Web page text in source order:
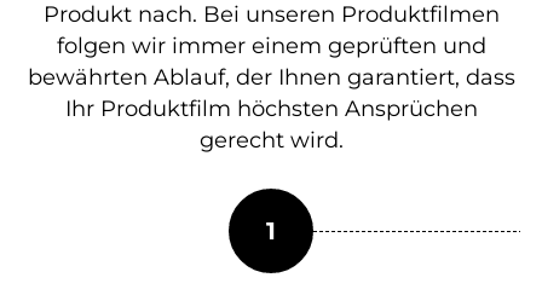
Produkt nach. Bei unseren Produktfilmen
folgen wir immer einem geprüften und
bewährten Ablauf, der Ihnen garantiert, dass
Ihr Produktfilm höchsten Ansprüchen
gerecht wird.
1